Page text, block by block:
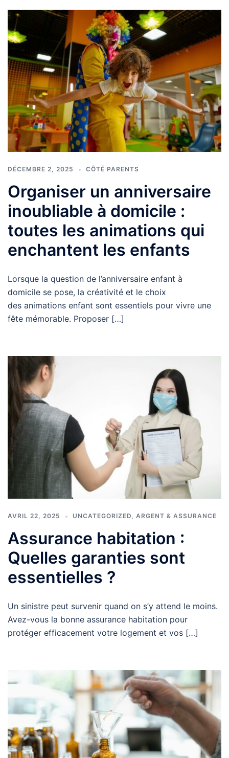
DÉCEMBRE 2, 2025 CÔTÉ PARENTS
Organiser un anniversaire
inoubliable à domicile :
toutes les animations qui
enchantent les enfants
Lorsque la question de l’anniversaire enfant à
domicile se pose, la créativité et le choix
des animations enfant sont essentiels pour vivre une
fête mémorable. Proposer […]
AVRIL 22, 2025 UNCATEGORIZED, ARGENT & ASSURANCE
Assurance habitation :
Quelles garanties sont
essentielles ?
Un sinistre peut survenir quand on s’y attend le moins.
Avez-vous la bonne assurance habitation pour
protéger efficacement votre logement et vos […]